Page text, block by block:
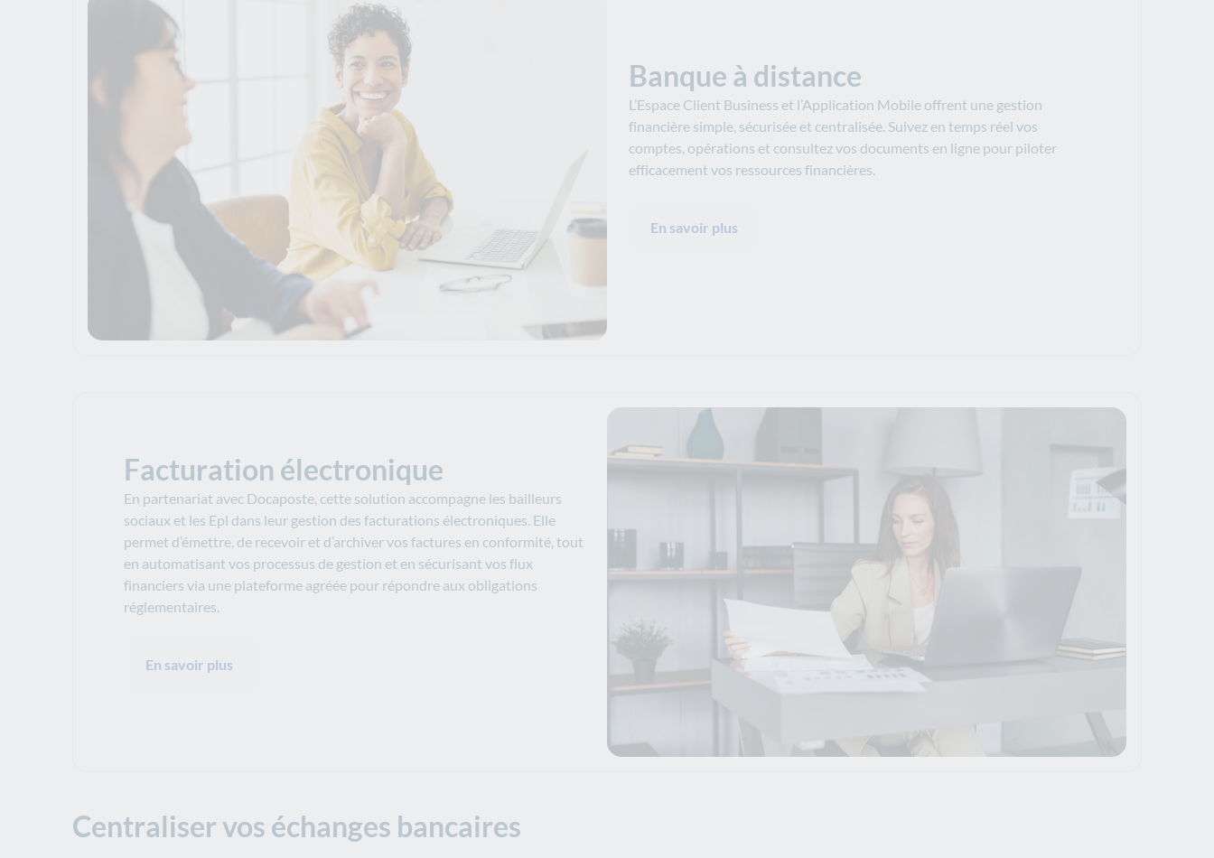
Banque à distance
L’Espace Client Business et l’Application Mobile offrent une gestion
financière simple, sécurisée et centralisée. Suivez en temps réel vos
comptes, opérations et consultez vos documents en ligne pour piloter
efficacement vos ressources financières.
En savoir plus
Facturation électronique
En partenariat avec Docaposte, cette solution accompagne les bailleurs
sociaux et les Epl dans leur gestion des facturations électroniques. Elle
permet d’émettre, de recevoir et d’archiver vos factures en conformité, tout
en automatisant vos processus de gestion et en sécurisant vos flux
financiers via une plateforme agréée pour répondre aux obligations
réglementaires.
En savoir plus
Centraliser vos échanges bancaires